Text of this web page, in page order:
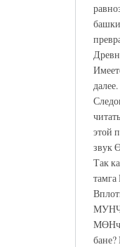
этой
звук
Так